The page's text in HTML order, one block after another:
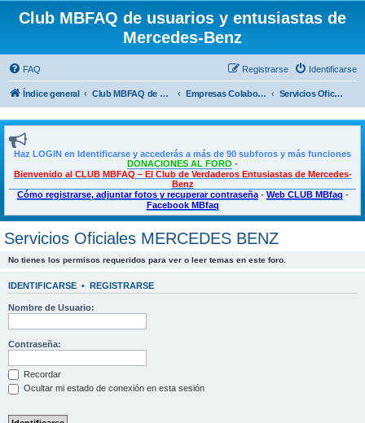
Club MBFAQ de usuarios y entusiastas de
Mercedes-Benz
FAQ Identificarse
Registrarse
Índice general Club MBFAQ de usuarios y entusiastas de Mercedes Benz Empresas Colaboradoras, Descuentos exclusivos para SOCIOS Servicios Oficiales MERCEDES BENZ
Haz LOGIN en Identificarse y accederás a más de 90 subforos y más funciones
DONACIONES AL FORO -
Bienvenido al CLUB MBFAQ – El Club de Verdaderos Entusiastas de Mercedes-
Benz
Cómo registrarse, adjuntar fotos y recuperar contraseña- Web CLUB MBfaq -
Facebook MBfaq
Servicios Oficiales MERCEDES BENZ
No tienes los permisos requeridos para ver o leer temas en este foro.
IDENTIFICARSE • REGISTRARSE
Nombre de Usuario:
Contraseña:
Recordar
Ocultar mi estado de conexión en esta sesión